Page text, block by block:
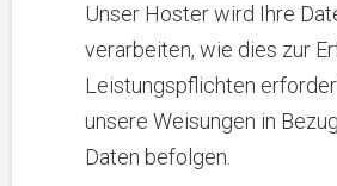
Unser Hoster wird Ihre
verarbeiten, wie dies zur
Leistungspflichten
unsere Weisungen in
Daten befolgen.